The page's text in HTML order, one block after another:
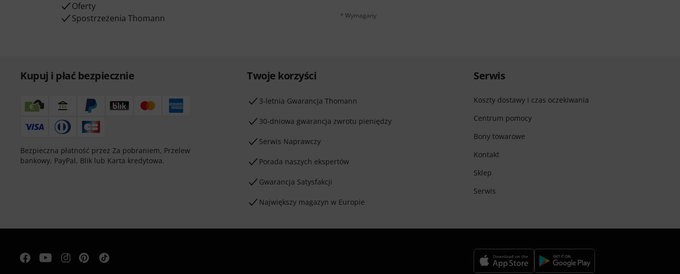
Oferty
Spostrzeżenia Thomann
* Wymagany
Kupuj i płać bezpiecznie
Bezpieczna płatność przez Za pobraniem, Przelew
bankowy, PayPal, Blik lub Karta kredytowa.
Twoje korzyści
3-letnia Gwarancja Thomann
30-dniowa gwarancja zwrotu pieniędzy
Serwis Naprawczy
Porada naszych ekspertów
Gwarancja Satysfakcji
Największy magazyn w Europie
Serwis
Koszty dostawy i czas oczekiwania
Centrum pomocy
Bony towarowe
Kontakt
Sklep
Serwis